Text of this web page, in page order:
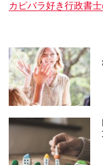
カピバラ好き行政書